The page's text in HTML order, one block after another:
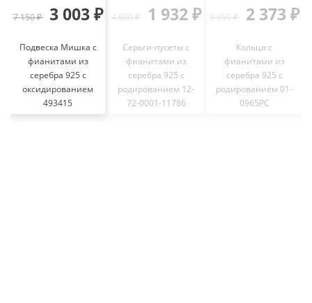
7 150 ₽ 3 003 ₽
Подвеска Мишка с
фианитами из
серебра 925 с
оксидированием
493415
4 600 ₽ 1 932 ₽
Серьги-пусеты с
фианитами из
серебра 925 с
родированием 12-
72-0001-11786
5 650 ₽ 2 373 ₽
Кольцо с
фианитами из
серебра 925 с
родированием 01-
0965РС